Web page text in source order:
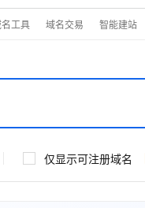
工具 域名交易 智能建站
仅显示可注册域名
炼 大模型 域
千
的工作新方式 NEW
有专属领域专家
睿
智
阿
数
短
划
产
企
企
云
云